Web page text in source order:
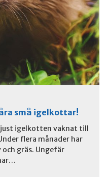
små igelkottar!
igelkotten vaknat till
flera månader har
gräs. Ungefär